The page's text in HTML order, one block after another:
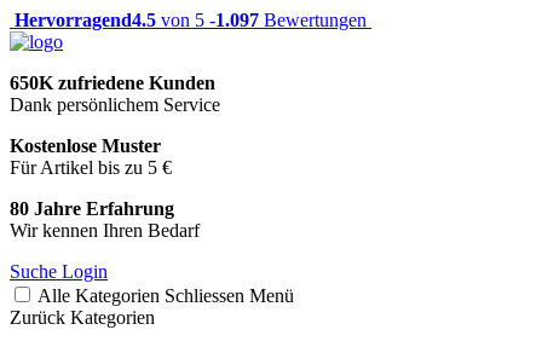
Hervorragend4.5 von 5 -1.097 Bewertungen
650K zufriedene Kunden
Dank persönlichem Service
Kostenlose Muster
Für Artikel bis zu 5 €
80 Jahre Erfahrung
Wir kennen Ihren Bedarf
Suche Login
Alle Kategorien Schliessen Menü
Zurück Kategorien